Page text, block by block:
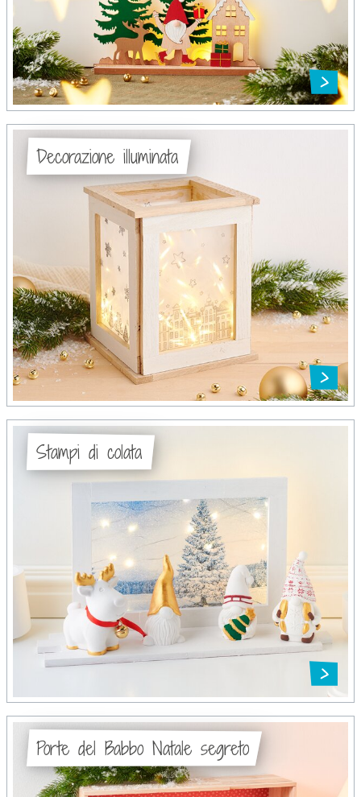
Decorazione illuminata
Stampi di colata
Porte del Babbo Natale segreto